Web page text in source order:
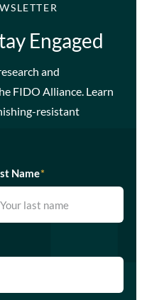
Engaged
and
FIDO Alliance. Learn
resistant
Name*